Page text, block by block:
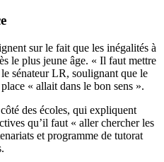
sur le fait que les inégalités à
le plus jeune âge. « Il faut mettre
sénateur LR, soulignant que le
« allait dans le bon sens ».
des écoles, qui expliquent
qu’il faut « aller chercher les
et programme de tutorat